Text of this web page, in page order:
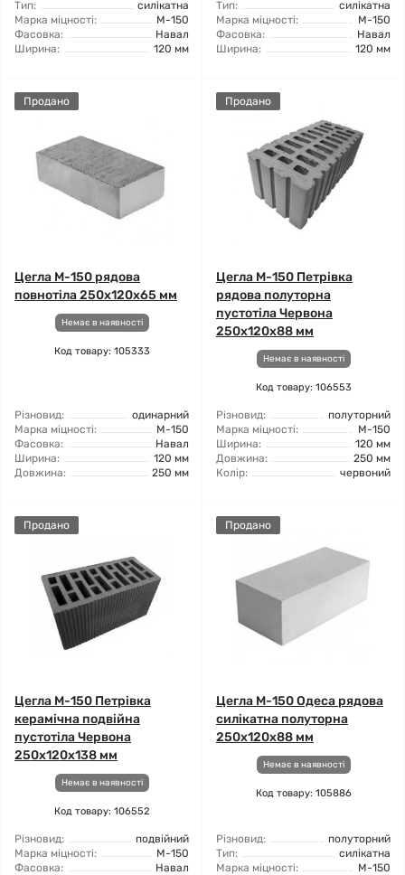
Тип:
силікатна
Марка міцності:
М-150
Фасовка:
Навал
Ширина:
120 мм
Тип:
силікатна
Марка міцності:
М-150
Фасовка:
Навал
Ширина:
120 мм
Продано
Цегла М-150 рядова
повнотіла 250х120х65 мм
Немає в наявності
Код товару: 105333
Різновид:
одинарний
Марка міцності:
М-150
Фасовка:
Навал
Ширина:
120 мм
Довжина:
250 мм
Продано
Цегла М-150 Петрівка
рядова полуторна
пустотіла Червона
250х120х88 мм
Немає в наявності
Код товару: 106553
Різновид:
полуторний
Марка міцності:
М-150
Ширина:
120 мм
Довжина:
250 мм
Колір:
червоний
Продано
Цегла М-150 Петрівка
керамічна подвійна
пустотіла Червона
250х120х138 мм
Немає в наявності
Код товару: 106552
Різновид:
подвійний
Марка міцності:
М-150
Фасовка:
Навал
Продано
Цегла М-150 Одеса рядова
силікатна полуторна
250x120x88 мм
Немає в наявності
Код товару: 105886
Різновид:
полуторний
Тип:
силікатна
Марка міцності:
М-150